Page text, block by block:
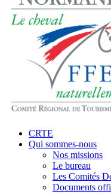
search
Menu
CRTE
Qui sommes-nous
Nos missions
Le bureau
Les Comités
Documents